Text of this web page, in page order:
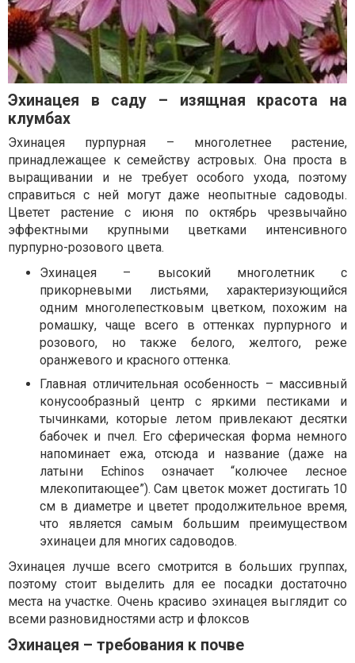
Эхинацея в саду – изящная красота на
клумбах
Эхинацея пурпурная – многолетнее растение,
принадлежащее к семейству астровых. Она проста в
выращивании и не требует особого ухода, поэтому
справиться с ней могут даже неопытные садоводы.
Цветет растение с июня по октябрь чрезвычайно
эффектными крупными цветками интенсивного
пурпурно-розового цвета.
Эхинацея – высокий многолетник с
прикорневыми листьями, характеризующийся
одним многолепестковым цветком, похожим на
ромашку, чаще всего в оттенках пурпурного и
розового, но также белого, желтого, реже
оранжевого и красного оттенка.
Главная отличительная особенность – массивный
конусообразный центр с яркими пестиками и
тычинками, которые летом привлекают десятки
бабочек и пчел. Его сферическая форма немного
напоминает ежа, отсюда и название (даже на
латыни Echinos означает “колючее лесное
млекопитающее”). Сам цветок может достигать 10
см в диаметре и цветет продолжительное время,
что является самым большим преимуществом
эхинацеи для многих садоводов.
Эхинацея лучше всего смотрится в больших группах,
поэтому стоит выделить для ее посадки достаточно
места на участке. Очень красиво эхинацея выглядит со
всеми разновидностями астр и флоксов
Эхинацея – требования к почве